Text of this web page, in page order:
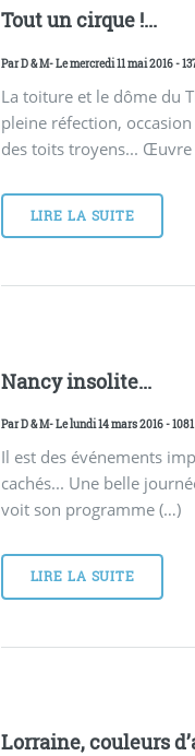
Tout un cirque !...
ParD & M- Le mercredi 11 mai 2016 -
La toiture et le dôme du
pleine réfection,
des toits troyens...
LIRE LA SUITE
Nancy insolite...
ParD & M- Le lundi 14 mars 2016 -
Il est des événements
cachés... Une belle
voit son programme (…)
LIRE LA SUITE
Lorraine, couleurs